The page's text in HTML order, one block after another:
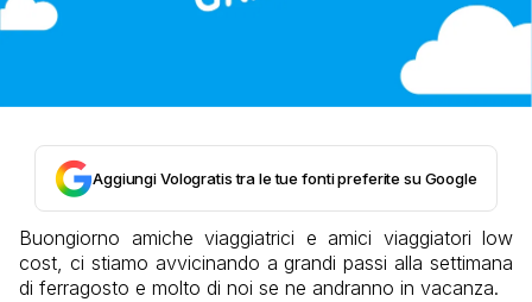
Aggiungi Vologratis tra le tue fonti preferite su Google
Buongiorno amiche viaggiatrici e amici viaggiatori low
cost, ci stiamo avvicinando a grandi passi alla settimana
di ferragosto e molto di noi se ne andranno in vacanza.